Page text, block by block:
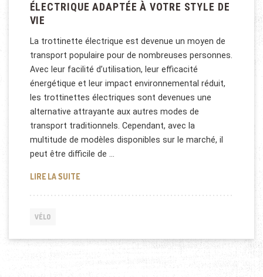
ÉLECTRIQUE ADAPTÉE À VOTRE STYLE DE
VIE
La trottinette électrique est devenue un moyen de
transport populaire pour de nombreuses personnes.
Avec leur facilité d’utilisation, leur efficacité
énergétique et leur impact environnemental réduit,
les trottinettes électriques sont devenues une
alternative attrayante aux autres modes de
transport traditionnels. Cependant, avec la
multitude de modèles disponibles sur le marché, il
peut être difficile de …
LIRE LA SUITECOMMENT CHOISIR LA TROTTINETTE ÉLECTRIQUE
VÉLO